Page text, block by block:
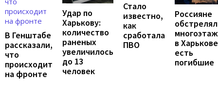
В Генштабе
рассказали,
что
происходит
на фронте
Удар по
Харькову:
количество
раненых
увеличилось
до 13
человек
Стало
известно,
как
сработала
ПВО
Россияне
в
есть
погибшие